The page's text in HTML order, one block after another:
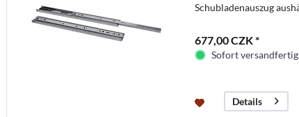
Schubladenauszug
677,00 CZK *
Sofort
Details